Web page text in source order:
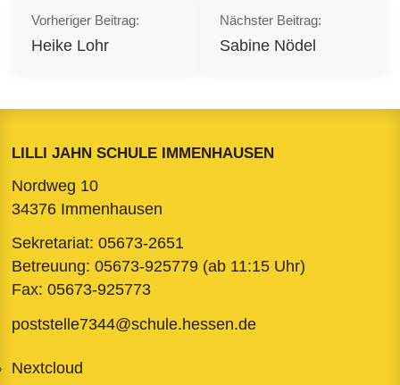
Vorheriger Beitrag:
Heike Lohr
Nächster Beitrag:
Sabine Nödel
LILLI JAHN SCHULE IMMENHAUSEN
Nordweg 10
34376 Immenhausen
Sekretariat: 05673-2651
Betreuung: 05673-925779(ab 11:15 Uhr)
Fax: 05673-925773
poststelle7344@schule.hessen.de
Nextcloud